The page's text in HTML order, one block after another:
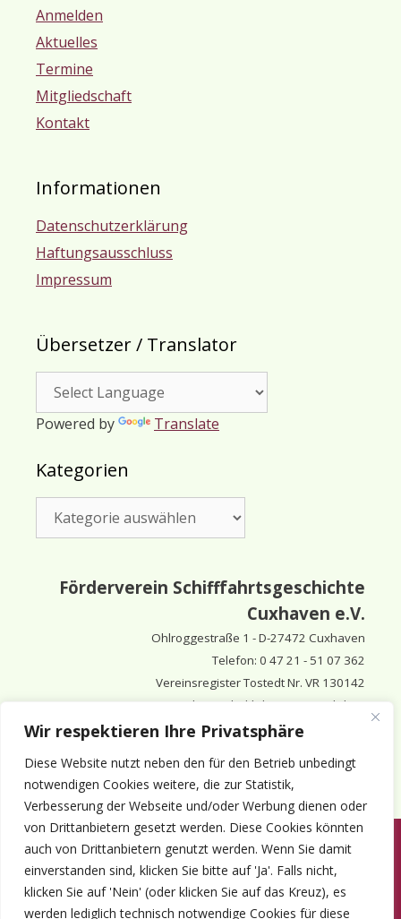
Wir respektieren Ihre Privatsphäre
Diese Website nutzt neben den für den Betrieb unbedingt
notwendigen Cookies weitere, die zur Statistik,
Verbesserung der Webseite und/oder Werbung dienen oder
von Drittanbietern gesetzt werden. Diese Cookies könnten
auch von Drittanbietern genutzt werden. Wenn Sie damit
einverstanden sind, klicken Sie bitte auf 'Ja'. Falls nicht,
klicken Sie auf 'Nein' (oder klicken Sie auf das Kreuz), es
werden lediglich technisch notwendige Cookies für diese
Anmelden
Aktuelles
Termine
Mitgliedschaft
Kontakt
Informationen
Datenschutzerklärung
Haftungsausschluss
Impressum
Übersetzer / Translator
Powered by Translate
Kategorien
Förderverein Schifffahrtsgeschichte
Cuxhaven e.V.
Ohlroggestraße 1 - D-27472 Cuxhaven
Telefon: 0 47 21 - 51 07 362
Vereinsregister Tostedt Nr. VR 130142
Vorsitzender & inhaltlich Verantwortlicher:
Horst Huthsfeldt
Stellv. Vorsitzender: Eberhard Hewicker
Anmelden Aktuelles Termine Mitgliedschaft
Kontakt
© 1980-2026 Förderverein Schifffahrtsgeschichte Cuxhaven e.V. · ©
2022-2026 made and supported by Intercura